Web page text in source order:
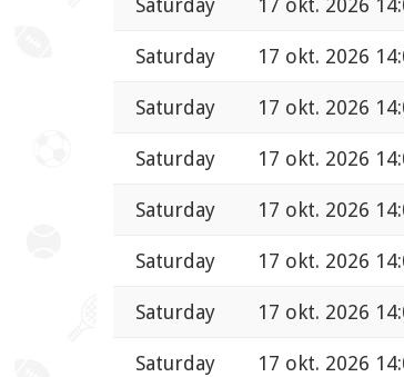
Saturday 17 okt. 2026
Saturday 17 okt. 2026
Saturday 17 okt. 2026
Saturday 17 okt. 2026
Saturday 17 okt. 2026
Saturday 17 okt. 2026
Saturday 17 okt. 2026
Saturday 17 okt. 2026